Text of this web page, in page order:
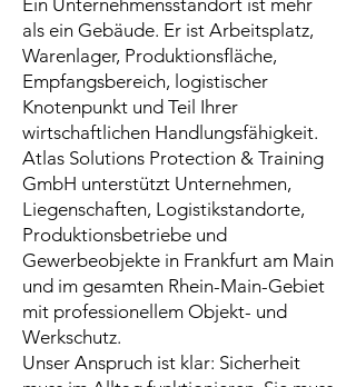
Ein Unternehmensstandort ist mehr
als ein Gebäude. Er ist Arbeitsplatz,
Warenlager, Produktionsfläche,
Empfangsbereich, logistischer
Knotenpunkt und Teil Ihrer
wirtschaftlichen Handlungsfähigkeit.
Atlas Solutions Protection & Training
GmbH unterstützt Unternehmen,
Liegenschaften, Logistikstandorte,
Produktionsbetriebe und
Gewerbeobjekte in Frankfurt am Main
und im gesamten Rhein-Main-Gebiet
mit professionellem Objekt- und
Werkschutz.
Unser Anspruch ist klar: Sicherheit